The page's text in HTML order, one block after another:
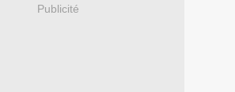
Publicité